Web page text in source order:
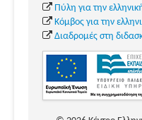
Πύλη για την
Κόμβος για την
Διαδρομές στη